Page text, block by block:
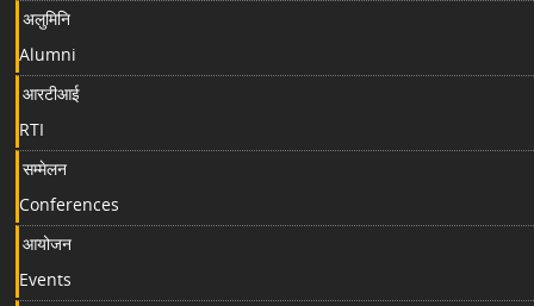
अलुमिनि
Alumni
आरटीआई
RTI
सम्मेलन
Conferences
आयोजन
Events